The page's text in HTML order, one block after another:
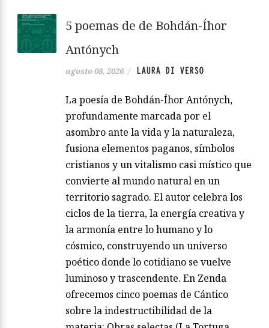
5 poemas de de Bohdán-Íhor
Antónych
agosto 08, 2026 / LAURA DI VERSO
La poesía de Bohdán-Íhor Antónych,
profundamente marcada por el
asombro ante la vida y la naturaleza,
fusiona elementos paganos, símbolos
cristianos y un vitalismo casi místico que
convierte al mundo natural en un
territorio sagrado. El autor celebra los
ciclos de la tierra, la energía creativa y
la armonía entre lo humano y lo
cósmico, construyendo un universo
poético donde lo cotidiano se vuelve
luminoso y trascendente. En Zenda
ofrecemos cinco poemas de Cántico
sobre la indestructibilidad de la